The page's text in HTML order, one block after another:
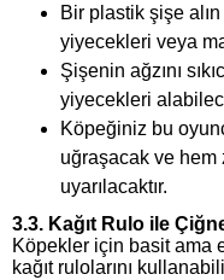
Bir plastik şişe
yiyecekleri veya
Şişenin ağzını
yiyecekleri
Köpeğiniz bu
uğraşacak ve
uyarılacaktır.
3.3. Kağıt Rulo ile
Köpekler için basit ama
kağıt rulolarını